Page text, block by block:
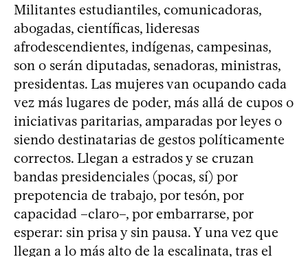
Militantes estudiantiles, comunicadoras,
abogadas, científicas, lideresas
afrodescendientes, indígenas, campesinas,
son o serán diputadas, senadoras, ministras,
presidentas. Las mujeres van ocupando cada
vez más lugares de poder, más allá de cupos o
iniciativas paritarias, amparadas por leyes o
siendo destinatarias de gestos políticamente
correctos. Llegan a estrados y se cruzan
bandas presidenciales (pocas, sí) por
prepotencia de trabajo, por tesón, por
capacidad –claro–, por embarrarse, por
esperar: sin prisa y sin pausa. Y una vez que
llegan a lo más alto de la escalinata, tras el